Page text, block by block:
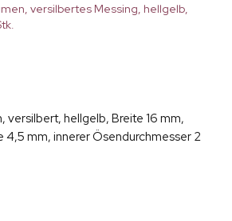
versilbertes Messing, hellgelb,
versilbert, hellgelb, Breite 16 mm,
4,5 mm, innerer Ösendurchmesser 2